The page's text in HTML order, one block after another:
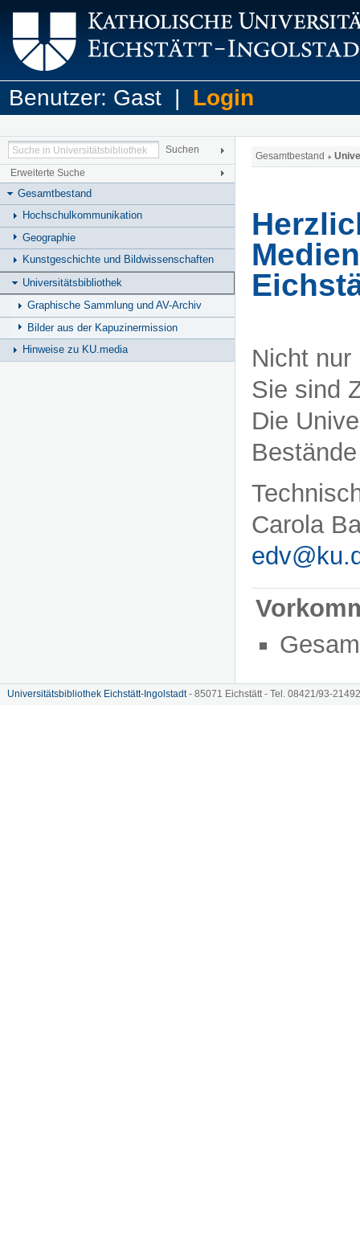
Benutzer: Gast | Login
Erweiterte Suche
Gesamtbestand
Hochschulkommunikation
Geographie
Kunstgeschichte und Bildwissenschaften
Universitätsbibliothek
Graphische Sammlung und AV-Archiv
Bilder aus der Kapuzinermission
Hinweise zu KU.media
Gesamtbestand
Nicht nur
Sie sind
Die
Carola
Universitätsbibliothek Eichstätt-Ingolstadt- 85071 Eichstätt - Tel. 08421/93-